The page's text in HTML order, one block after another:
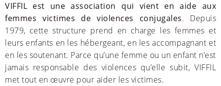
VIFFIL est une association qui vient en aide aux
femmes victimes de violences conjugales. Depuis
1979, cette structure prend en charge les femmes et
leurs enfants en les hébergeant, en les accompagnant et
en les soutenant. Parce qu’une femme ou un enfant n’est
jamais responsable des violences qu’elle subit, VIFFIL
met tout en œuvre pour aider les victimes.